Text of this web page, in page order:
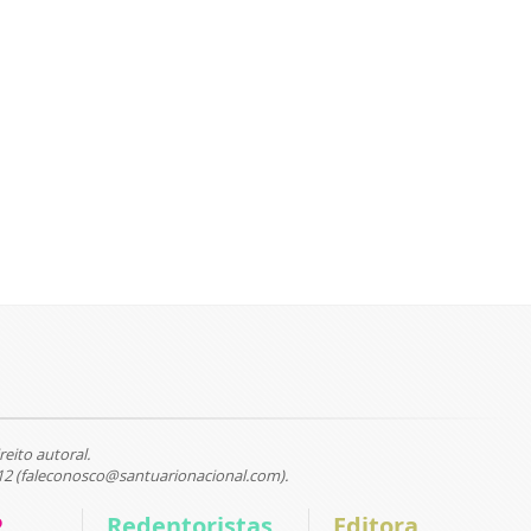
autoral.
(faleconosco@santuarionacional.com).